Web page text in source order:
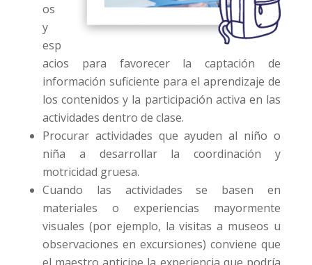
os
y
esp
acios para favorecer la captación de
información suficiente para el aprendizaje de
los contenidos y la participación activa en las
actividades dentro de clase.
Procurar actividades que ayuden al niño o
niña a desarrollar la coordinación y
motricidad gruesa.
Cuando las actividades se basen en
materiales o experiencias mayormente
visuales (por ejemplo, la visitas a museos u
observaciones en excursiones) conviene que